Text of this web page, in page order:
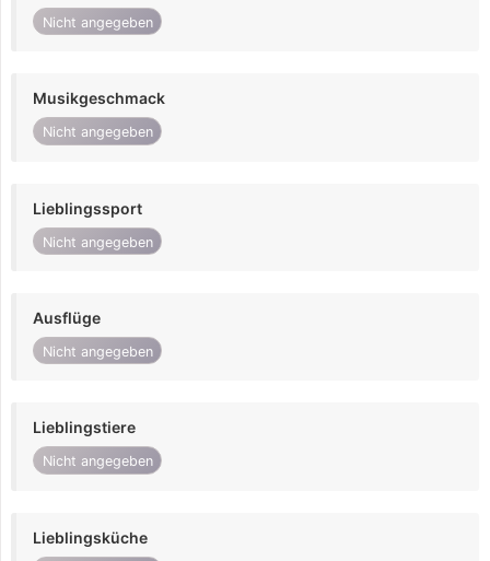
Nicht angegeben
Musikgeschmack
Nicht angegeben
Lieblingssport
Nicht angegeben
Ausflüge
Nicht angegeben
Lieblingstiere
Nicht angegeben
Lieblingsküche